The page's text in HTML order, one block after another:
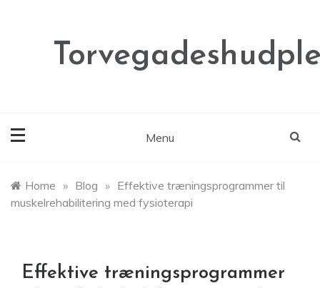
Menu
Home » Blog » Effektive træningsprogrammer til
muskelrehabilitering med fysioterapi
Effektive træningsprogrammer